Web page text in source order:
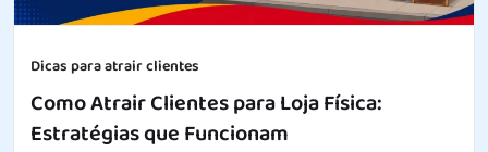
Dicas para atrair clientes
Como Atrair Clientes para Loja Física:
Estratégias que Funcionam